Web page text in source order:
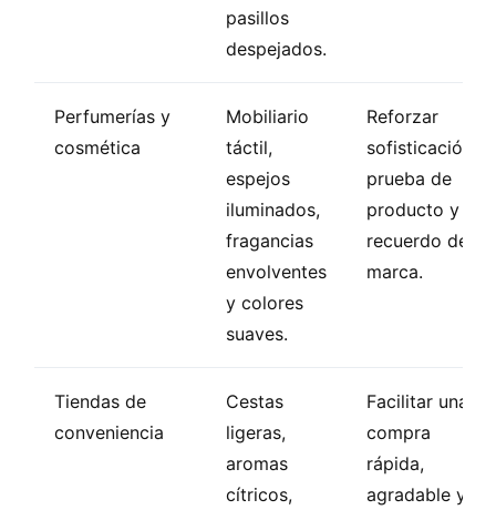
pasillos
despejados.
Perfumerías y
cosmética
Mobiliario
táctil,
espejos
iluminados,
fragancias
envolventes
y colores
suaves.
Reforzar
sofisticación,
prueba de
producto y
recuerdo de
marca.
Tiendas de
conveniencia
Cestas
ligeras,
aromas
cítricos,
Facilitar una
compra
rápida,
agradable y